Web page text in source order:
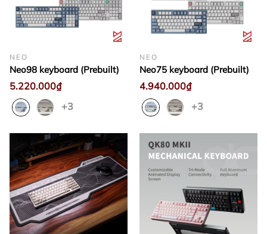
NEO
Neo98 keyboard (Prebuilt)
5.220.000₫
+3
NEO
Neo75 keyboard (Prebuilt)
4.940.000₫
+3